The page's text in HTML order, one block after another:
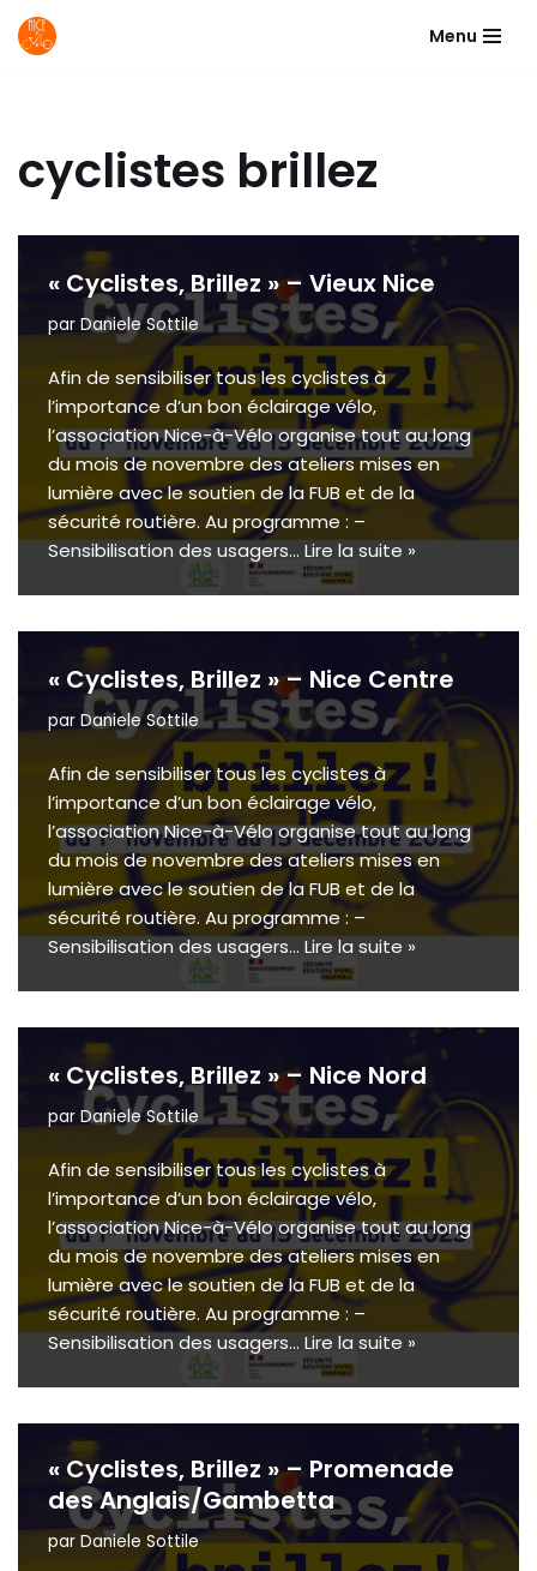
Menu
cyclistes brillez
« Cyclistes, Brillez » – Vieux Nice
par Daniele Sottile
Afin de sensibiliser tous les cyclistes à
l’importance d’un bon éclairage vélo,
l’association Nice-à-Vélo organise tout au long
du mois de novembre des ateliers mises en
lumière avec le soutien de la FUB et de la
sécurité routière. Au programme : –
Sensibilisation des usagers… Lire la suite »
« Cyclistes, Brillez » – Nice Centre
par Daniele Sottile
Afin de sensibiliser tous les cyclistes à
l’importance d’un bon éclairage vélo,
l’association Nice-à-Vélo organise tout au long
du mois de novembre des ateliers mises en
lumière avec le soutien de la FUB et de la
sécurité routière. Au programme : –
Sensibilisation des usagers… Lire la suite »
« Cyclistes, Brillez » – Nice Nord
par Daniele Sottile
Afin de sensibiliser tous les cyclistes à
l’importance d’un bon éclairage vélo,
l’association Nice-à-Vélo organise tout au long
du mois de novembre des ateliers mises en
lumière avec le soutien de la FUB et de la
sécurité routière. Au programme : –
Sensibilisation des usagers… Lire la suite »
« Cyclistes, Brillez » – Promenade
des Anglais/Gambetta
par Daniele Sottile